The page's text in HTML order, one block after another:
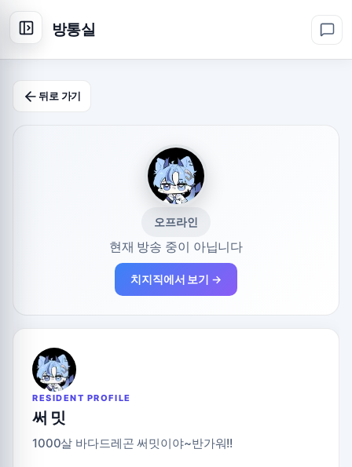
방통실
뒤로 가기
오프라인
현재 방송 중이 아닙니다
치지직에서 보기 →
RESIDENT PROFILE
써 밋
1000살 바다드레곤 써밋이야~반가워!!